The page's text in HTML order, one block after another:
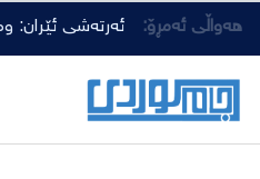
هەواڵی ئەمڕۆ: ئەرتەشی ئێران:
هەرچەشنە
و کەمەرشکێنتر